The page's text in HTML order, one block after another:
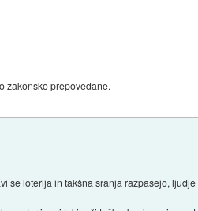
zakonsko prepovedane.
se loterija in takšna sranja razpasejo,